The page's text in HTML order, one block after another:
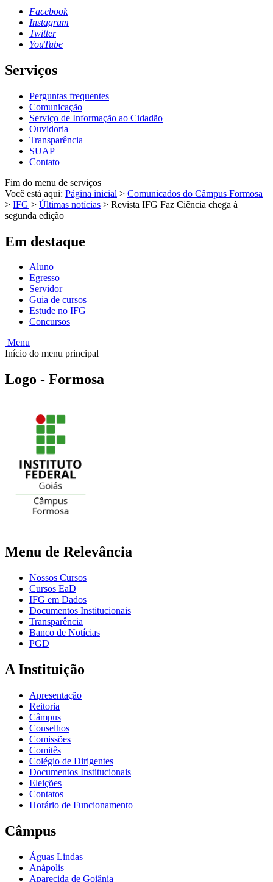
Facebook
Instagram
Twitter
YouTube
Serviços
Perguntas frequentes
Comunicação
Serviço de Informação ao Cidadão
Ouvidoria
Transparência
SUAP
Contato
Fim do menu de serviços
Você está aqui: Página inicial > Comunicados do Câmpus Formosa
> IFG > Últimas notícias > Revista IFG Faz Ciência chega à
segunda edição
Em destaque
Aluno
Egresso
Servidor
Guia de cursos
Estude no IFG
Concursos
Menu
Início do menu principal
Logo - Formosa
Menu de Relevância
Nossos Cursos
Cursos EaD
IFG em Dados
Documentos Institucionais
Transparência
Banco de Notícias
PGD
A Instituição
Apresentação
Reitoria
Câmpus
Conselhos
Comissões
Comitês
Colégio de Dirigentes
Documentos Institucionais
Eleições
Contatos
Horário de Funcionamento
Câmpus
Águas Lindas
Anápolis
Aparecida de Goiânia